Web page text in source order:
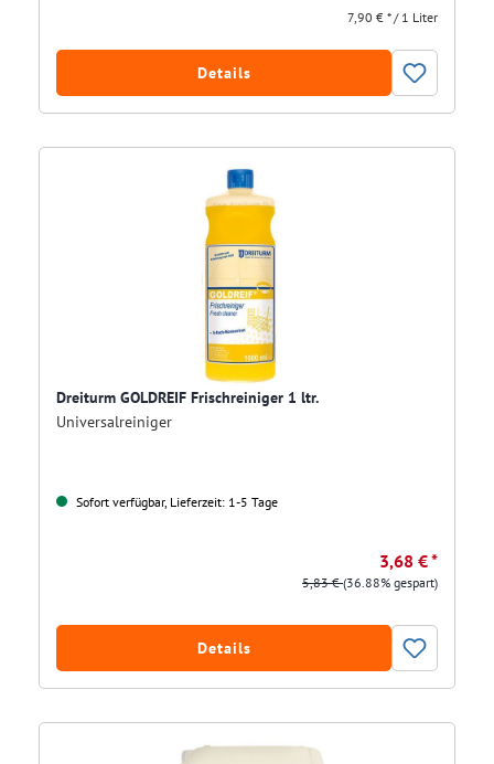
7,90 € * / 1 Liter
Details
Dreiturm GOLDREIF Frischreiniger 1 ltr.
Universalreiniger
Sofort verfügbar, Lieferzeit: 1-5 Tage
3,68 € *
5,83 €(36.88% gespart)
Details